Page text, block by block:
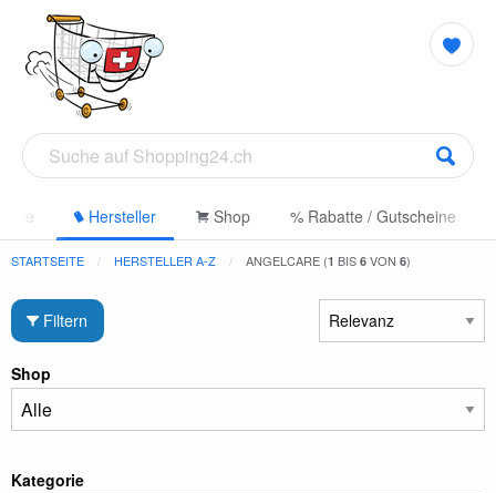
Hersteller Shop % Rabatte / Gutscheine
STARTSEITE HERSTELLER A-Z ANGELCARE (1 BIS 6 VON 6)
Filtern
Shop
Kategorie